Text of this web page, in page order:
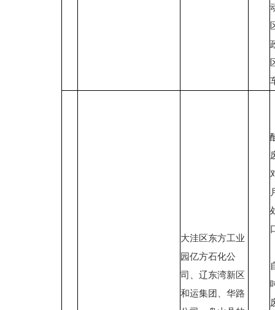
大洼区东方工业
园亿方石化公
司、辽东湾新区
和运集团、华路